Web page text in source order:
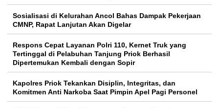
Sosialisasi di Kelurahan Ancol Bahas Dampak Pekerjaan
CMNP, Rapat Lanjutan Akan Digelar
Respons Cepat Layanan Polri 110, Kernet Truk yang
Tertinggal di Pelabuhan Tanjung Priok Berhasil
Dipertemukan Kembali dengan Sopir
Kapolres Priok Tekankan Disiplin, Integritas, dan
Komitmen Anti Narkoba Saat Pimpin Apel Pagi Personel